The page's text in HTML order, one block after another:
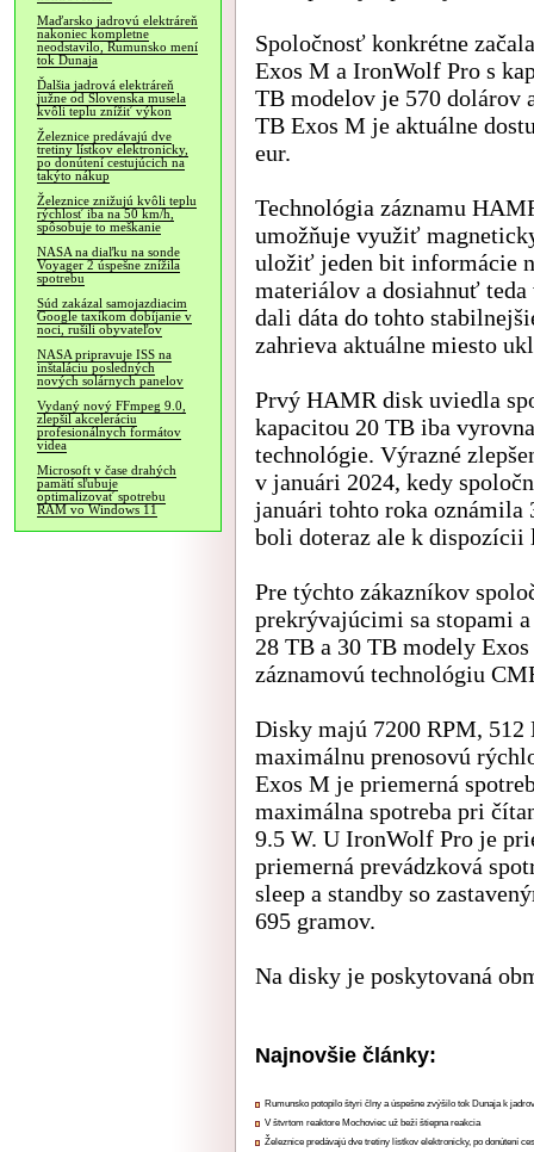
Maďarsko jadrovú elektráreň
nakoniec kompletne
neodstavilo, Rumunsko mení
tok Dunaja
Ďalšia jadrová elektráreň
južne od Slovenska musela
kvôli teplu znížiť výkon
Železnice predávajú dve
tretiny lístkov elektronicky,
po donútení cestujúcich na
takýto nákup
Železnice znižujú kvôli teplu
rýchlosť iba na 50 km/h,
spôsobuje to meškanie
NASA na diaľku na sonde
Voyager 2 úspešne znížila
spotrebu
Súd zakázal samojazdiacim
Google taxíkom dobíjanie v
noci, rušili obyvateľov
NASA pripravuje ISS na
inštaláciu posledných
nových solárnych panelov
Vydaný nový FFmpeg 9.0,
zlepšil akceleráciu
profesionálnych formátov
videa
Microsoft v čase drahých
pamätí sľubuje
optimalizovať spotrebu
RAM vo Windows 11
Spoločnosť konkrétne
Exos M a IronWolf Pro s
TB modelov je 570 dolárov
TB Exos M je aktuálne
eur.
Technológia záznamu
umožňuje využiť
uložiť jeden bit informácie
materiálov a dosiahnuť
dali dáta do tohto
zahrieva aktuálne miesto
Prvý HAMR disk uviedla
kapacitou 20 TB iba
technológie. Výrazné
v januári 2024, kedy
januári tohto roka
boli doteraz ale k dispozícii
Pre týchto zákazníkov
prekrývajúcimi sa stopami
28 TB a 30 TB modely
záznamovú technológiu
Disky majú 7200 RPM, 512
maximálnu prenosovú
Exos M je priemerná
maximálna spotreba pri
9.5 W. U IronWolf Pro je
priemerná prevádzková
sleep a standby so
695 gramov.
Na disky je poskytovaná
Najnovšie články:
Rumunsko potopilo štyri člny a úspešne zvýšilo tok Dunaja k
V štvrtom reaktore Mochoviec už beží štiepna reakcia
Železnice predávajú dve tretiny lístkov elektronicky, po donútení